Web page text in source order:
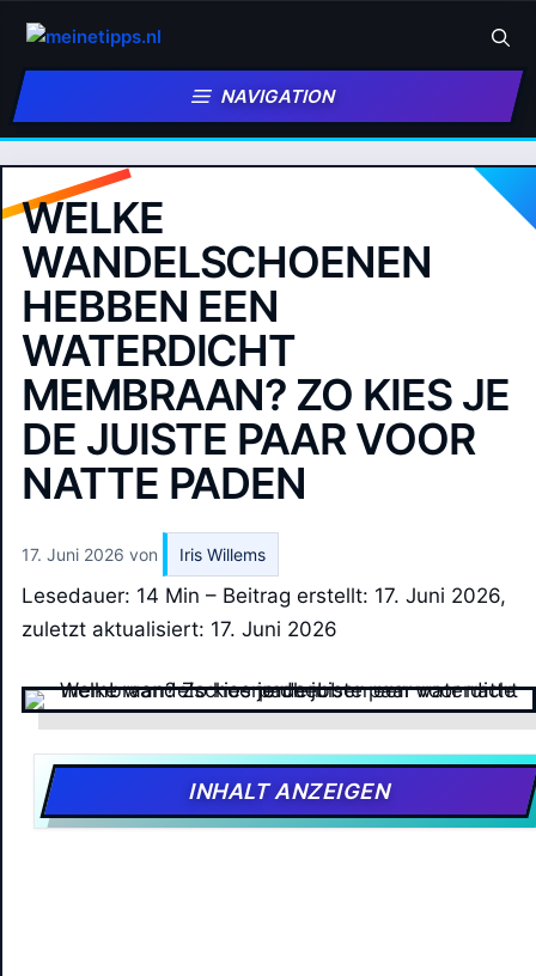
Inhalt
springen
NAVIGATION
WELKE
WANDELSCHOENEN
HEBBEN EEN
WATERDICHT
MEMBRAAN? ZO KIES JE
DE JUISTE PAAR VOOR
NATTE PADEN
17. Juni 2026 von Iris Willems
Lesedauer: 14 Min – Beitrag erstellt: 17. Juni 2026,
zuletzt aktualisiert: 17. Juni 2026
INHALT ANZEIGEN